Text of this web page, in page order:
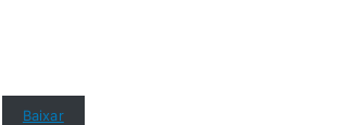
Baixar